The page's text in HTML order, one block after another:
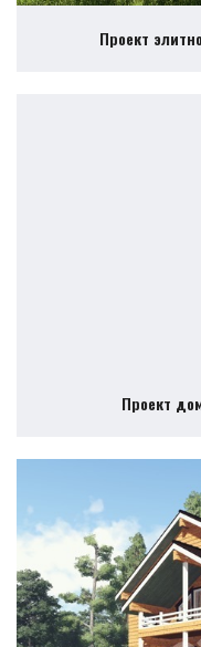
Проект
Проект